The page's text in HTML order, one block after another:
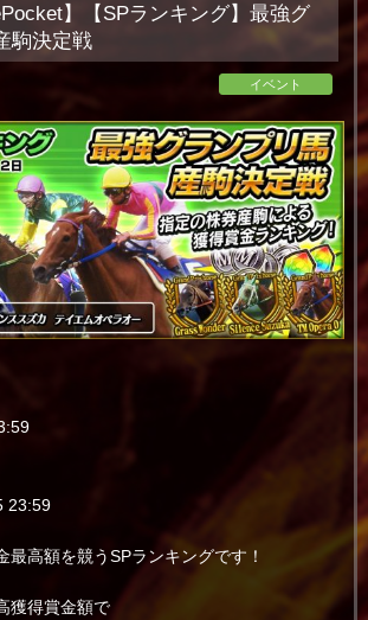
】【SPランキング】最強グ
駒決定戦
イベント
23:59
最高額を競うSPランキングです！
獲得賞金額で